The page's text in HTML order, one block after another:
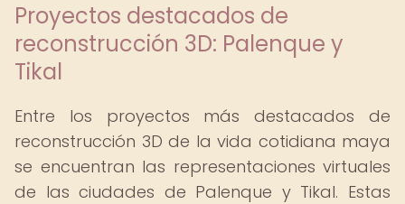
Proyectos destacados de
reconstrucción 3D: Palenque y
Tikal
Entre los proyectos más destacados de
reconstrucción 3D de la vida cotidiana maya
se encuentran las representaciones virtuales
de las ciudades de Palenque y Tikal. Estas